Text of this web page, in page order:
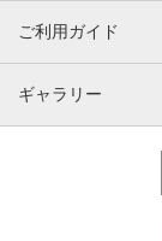
ご利用ガイド
ギャラリー